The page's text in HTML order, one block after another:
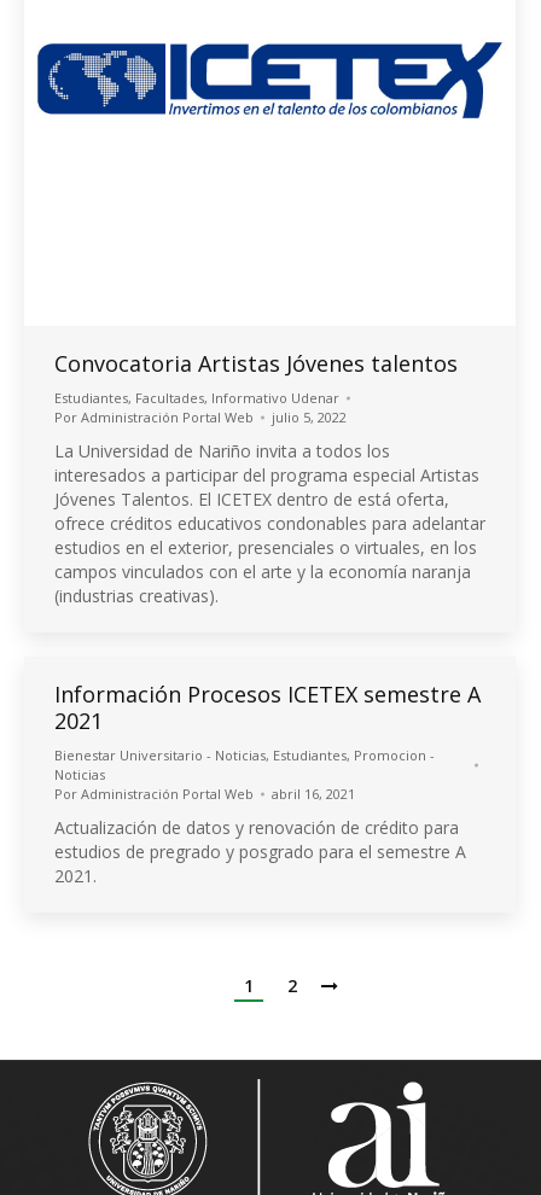
Convocatoria Artistas Jóvenes talentos
Estudiantes, Facultades, Informativo Udenar
Por Administración Portal Web julio 5, 2022
La Universidad de Nariño invita a todos los
interesados a participar del programa especial Artistas
Jóvenes Talentos. El ICETEX dentro de está oferta,
ofrece créditos educativos condonables para adelantar
estudios en el exterior, presenciales o virtuales, en los
campos vinculados con el arte y la economía naranja
(industrias creativas).
Información Procesos ICETEX semestre A
2021
Bienestar Universitario - Noticias, Estudiantes, Promocion -
Noticias
Por Administración Portal Web abril 16, 2021
Actualización de datos y renovación de crédito para
estudios de pregrado y posgrado para el semestre A
2021.
1 2